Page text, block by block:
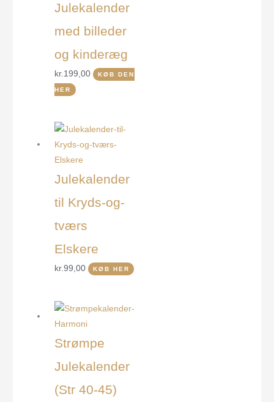
Julekalender
med billeder
og kinderæg
kr.199,00 KØB DEN
HER
Julekalender
til Kryds-og-
tværs
Elskere
kr.99,00 KØB HER
Strømpe
Julekalender
(Str 40-45)